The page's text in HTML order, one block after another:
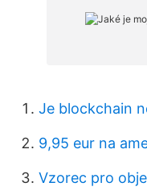
Je blockchain
9,95 eur na
Vzorec pro